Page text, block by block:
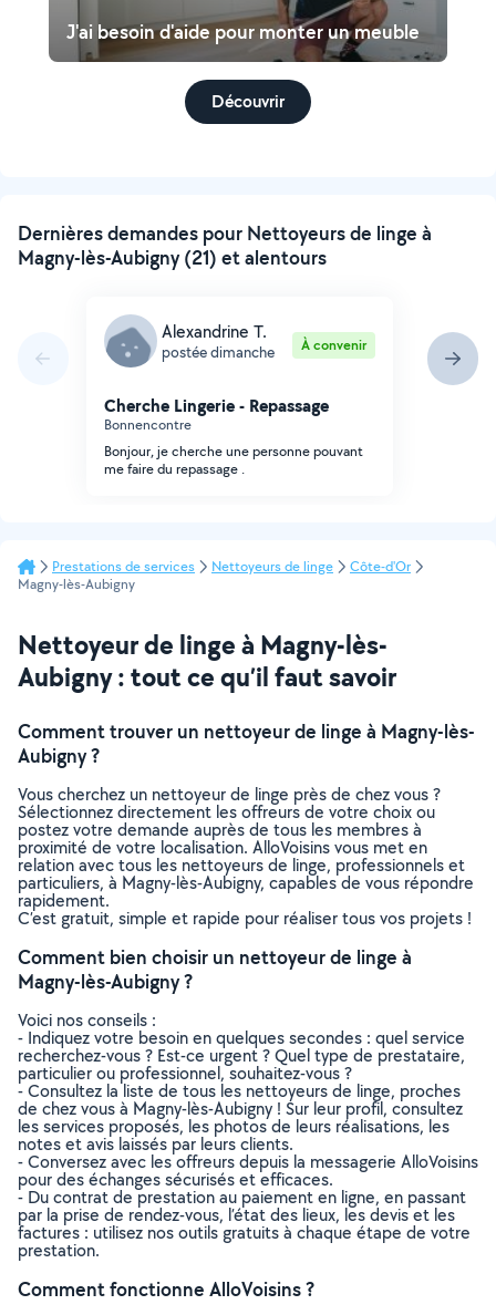
J'ai besoin d'aide pour monter un meuble
Découvrir
Dernières demandes pour Nettoyeurs de linge à
Magny-lès-Aubigny (21) et alentours
Alexandrine T.
postée dimanche À convenir
Cherche Lingerie - Repassage
Bonnencontre
Bonjour, je cherche une personne pouvant
me faire du repassage .
Prestations de services Nettoyeurs de linge
Côte-d'Or
Magny-lès-Aubigny
Nettoyeur de linge à Magny-lès-
Aubigny : tout ce qu’il faut savoir
Comment trouver un nettoyeur de linge à Magny-lès-
Aubigny ?
Vous cherchez un nettoyeur de linge près de chez vous ?
Sélectionnez directement les offreurs de votre choix ou
postez votre demande auprès de tous les membres à
proximité de votre localisation. AlloVoisins vous met en
relation avec tous les nettoyeurs de linge, professionnels et
particuliers, à Magny-lès-Aubigny, capables de vous répondre
rapidement.
C’est gratuit, simple et rapide pour réaliser tous vos projets !
Comment bien choisir un nettoyeur de linge à
Magny-lès-Aubigny ?
Voici nos conseils :
- Indiquez votre besoin en quelques secondes : quel service
recherchez-vous ? Est-ce urgent ? Quel type de prestataire,
particulier ou professionnel, souhaitez-vous ?
- Consultez la liste de tous les nettoyeurs de linge, proches
de chez vous à Magny-lès-Aubigny ! Sur leur profil, consultez
les services proposés, les photos de leurs réalisations, les
notes et avis laissés par leurs clients.
- Conversez avec les offreurs depuis la messagerie AlloVoisins
pour des échanges sécurisés et efficaces.
- Du contrat de prestation au paiement en ligne, en passant
par la prise de rendez-vous, l’état des lieux, les devis et les
factures : utilisez nos outils gratuits à chaque étape de votre
prestation.
Comment fonctionne AlloVoisins ?